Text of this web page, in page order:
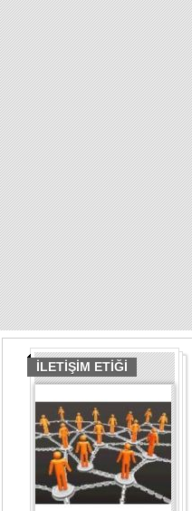
İLETİŞİM ETİĞİ